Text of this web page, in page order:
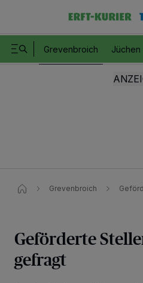
Grevenbroich Jüchen
Grevenbroich
Geförderte
gefragt